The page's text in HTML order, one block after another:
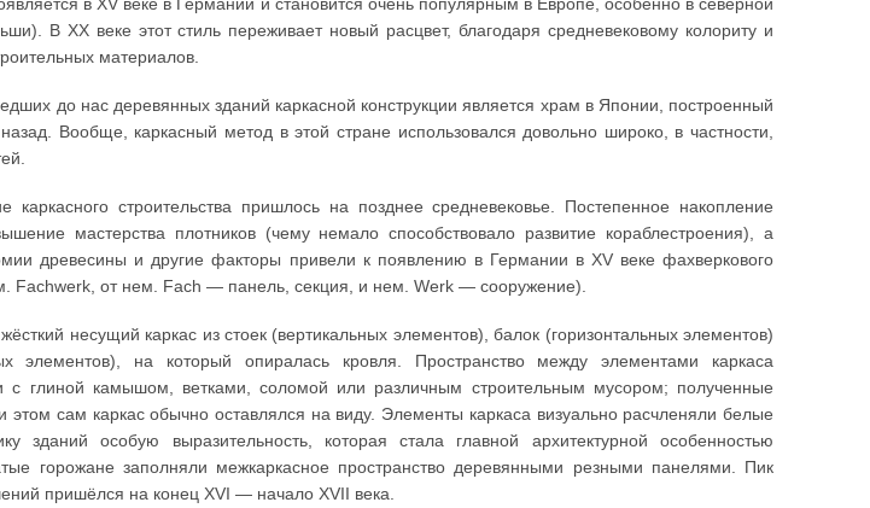
В XX веке этот стиль переживает новый расцвет, благодаря средневековому колориту и
материалов.
до нас деревянных зданий каркасной конструкции является храм в Японии, построенный
Вообще, каркасный метод в этой стране использовался довольно широко, в частности,
каркасного строительства пришлось на позднее средневековье. Постепенное накопление
мастерства плотников (чему немало способствовало развитие кораблестроения), а
древесины и другие факторы привели к появлению в Германии в XV веке фахверкового
Fachwerk, от нем. Fach — панель, секция, и нем. Werk — сооружение).
несущий каркас из стоек (вертикальных элементов), балок (горизонтальных элементов)
элементов), на который опиралась кровля. Пространство между элементами каркаса
с глиной камышом, ветками, соломой или различным строительным мусором; полученные
этом сам каркас обычно оставлялся на виду. Элементы каркаса визуально расчленяли белые
зданий особую выразительность, которая стала главной архитектурной особенностью
горожане заполняли межкаркасное пространство деревянными резными панелями. Пик
пришёлся на конец XVI — начало XVII века.